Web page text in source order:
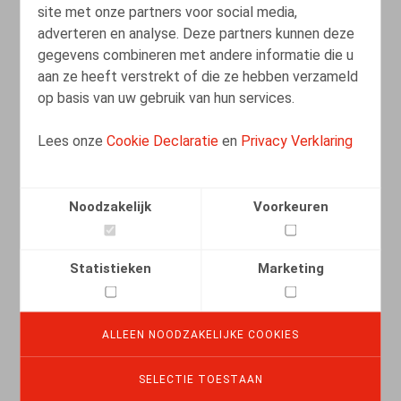
site met onze partners voor social media,
adverteren en analyse. Deze partners kunnen deze
gegevens combineren met andere informatie die u
aan ze heeft verstrekt of die ze hebben verzameld
op basis van uw gebruik van hun services.
Lees onzeCookie Declaratie en Privacy Verklaring
Noodzakelijk Voorkeuren
Statistieken Marketing
ALLEEN NOODZAKELIJKE COOKIES
SELECTIE TOESTAAN
LEES MEER
De beroepsinlevingsovereenkomst als
kader voor de vrije stage binnen de